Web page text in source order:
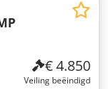
€ 4.850
Veiling beëindigd